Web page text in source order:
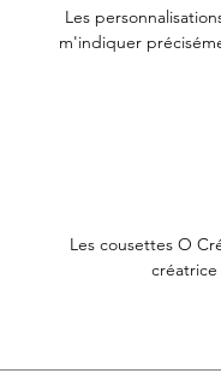
Les
m'indiquer
Les cousettes O
créatrice